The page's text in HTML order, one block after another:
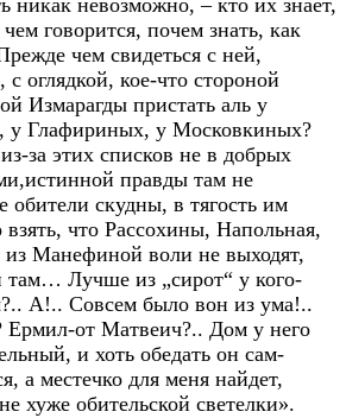
невозможно, – кто их знает,
говорится, почем знать, как
чем свидеться с ней,
оглядкой, кое-что стороной
Измарагды пристать аль у
у Глафириных, у Московкиных?
за этих списков не в добрых
правды там не
скудны, в тягость им
что Рассохины, Напольная,
Манефиной воли не выходят,
там… Лучше из „сирот“ у кого-
А!.. Совсем было вон из ума!..
Ермил-от Матвеич?.. Дом у него
и хоть обедать он сам-
а местечко для меня найдет,
хуже обительской светелки».